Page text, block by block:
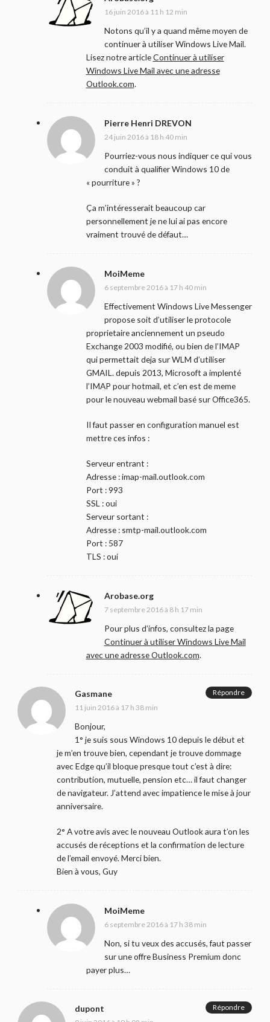
16 juin 2016 à 11 h 12 min
Notons qu’il y a quand même moyen de
continuer à utiliser Windows Live Mail.
Lisez notre articleContinuer à utiliser
Windows Live Mail avec une adresse
Outlook.com.
Pierre Henri DREVON
24 juin 2016 à 18 h 40 min
Pourriez-vous nous indiquer ce qui vous
conduit à qualifier Windows 10 de
« pourriture » ?
Ça m’intéresserait beaucoup car
personnellement je ne lui ai pas encore
vraiment trouvé de défaut…
MoiMeme
6 septembre 2016 à 17 h 40 min
Effectivement Windows Live Messenger
propose soit d’utiliser le protocole
proprietaire anciennement un pseudo
Exchange 2003 modifié, ou bien de l’IMAP
qui permettait deja sur WLM d’utiliser
GMAIL. depuis 2013, Microsoft a implenté
l’IMAP pour hotmail, et c’en est de meme
pour le nouveau webmail basé sur Office365.
Il faut passer en configuration manuel est
mettre ces infos :
Serveur entrant :
Adresse : imap-mail.outlook.com
Port : 993
SSL : oui
Serveur sortant :
Adresse : smtp-mail.outlook.com
Port : 587
TLS : oui
Arobase.org
7 septembre 2016 à 8 h 17 min
Pour plus d’infos, consultez la page
Continuer à utiliser Windows Live Mail
avec une adresse Outlook.com.
Gasmane
11 juin 2016 à 17 h 38 min
Bonjour,
1° je suis sous Windows 10 depuis le début et
je m’en trouve bien, cependant je trouve dommage
avec Edge qu’il bloque presque tout c’est à dire:
contribution, mutuelle, pension etc… il faut changer
de navigateur. J’attend avec impatience le mise à jour
anniversaire.
2° A votre avis avec le nouveau Outlook aura t’on les
accusés de réceptions et la confirmation de lecture
de l’email envoyé. Merci bien.
Bien à vous, Guy
Répondre
MoiMeme
6 septembre 2016 à 17 h 38 min
Non, si tu veux des accusés, faut passer
sur une offre Business Premium donc
payer plus…
dupont Répondre